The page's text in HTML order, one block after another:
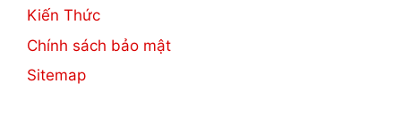
Kiến Thức
Chính sách bảo mật
Sitemap